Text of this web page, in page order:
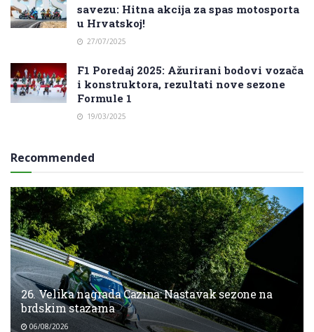
savezu: Hitna akcija za spas motosporta
u Hrvatskoj!
27/07/2025
F1 Poredaj 2025: Ažurirani bodovi vozača
i konstruktora, rezultati nove sezone
Formule 1
19/03/2025
Recommended
26. Velika nagrada Cazina: Nastavak sezone na
brdskim stazama
06/08/2026